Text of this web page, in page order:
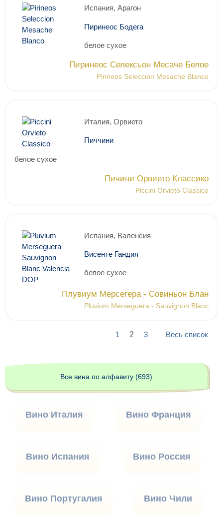
Испания, Арагон
Пиринеос Бодега
белое сухое
Пиринеос Селексьон Месаче Белое
Pirineos Seleccion Mesache Blanco
Италия, Орвието
Пиччини
белое сухое
Пичини Орвието Классико
Piccini Orvieto Classico
Испания, Валенсия
Висенте Гандия
белое сухое
Плувиум Мерсегера - Совиньон Блан
Pluvium Merseguera - Sauvignon Blanc
1 2 3 Весь список
Все вина по алфавиту (693)
Вино Италия Вино Франция
Вино Испания Вино Россия
Вино Португалия Вино Чили